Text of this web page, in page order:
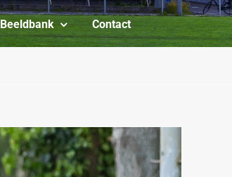
Beeldbank Contact